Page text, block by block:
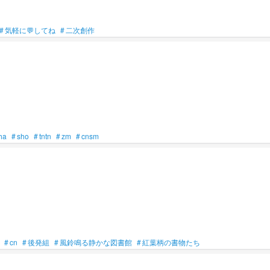
#気軽に💬してね #二次創作
#sho #tntn #zm #cnsm
#cn #後発組 #風鈴鳴る静かな図書館 #紅葉柄の書物たち